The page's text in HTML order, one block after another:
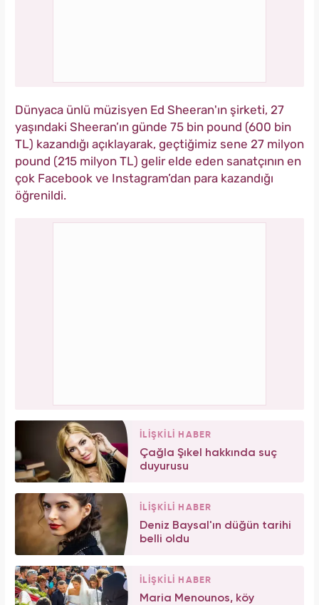
Dünyaca ünlü müzisyen Ed Sheeran'ın şirketi, 27
yaşındaki Sheeran’ın günde 75 bin pound (600 bin
TL) kazandığı açıklayarak, geçtiğimiz sene 27 milyon
pound (215 milyon TL) gelir elde eden sanatçının en
çok Facebook ve Instagram’dan para kazandığı
öğrenildi.
İLİŞKİLİ HABER
Çağla Şıkel hakkında suç
duyurusu
İLİŞKİLİ HABER
Deniz Baysal'ın düğün tarihi
belli oldu
İLİŞKİLİ HABER
Maria Menounos, köy